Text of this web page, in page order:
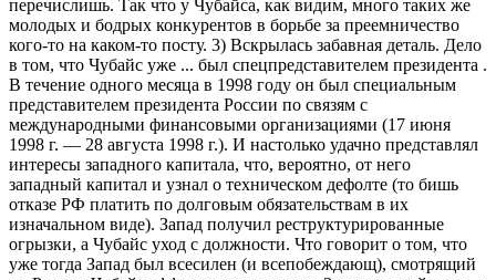
перечислишь. Так что у Чубайса, как видим, много таких же
молодых и бодрых конкурентов в борьбе за преемничество
кого-​то на каком-​то посту. 3) Вскрылась забавная деталь. Дело
в том, что Чубайс уже ... был спецпредставителем президента .
В течение одного месяца в 1998 году он был специальным
представителем президента России по связям с
международными финансовыми организациями (17 июня
1998 г. — 28 августа 1998 г.). И настолько удачно представлял
интересы западного капитала, что, вероятно, от него
западный капитал и узнал о техническом дефолте (то бишь
отказе РФ платить по долговым обязательствам в их
изначальном виде). Запад получил реструктурированные
огрызки, а Чубайс уход с должности. Что говорит о том, что
уже тогда Запад был всесилен (и всепобеждающ), смотрящий